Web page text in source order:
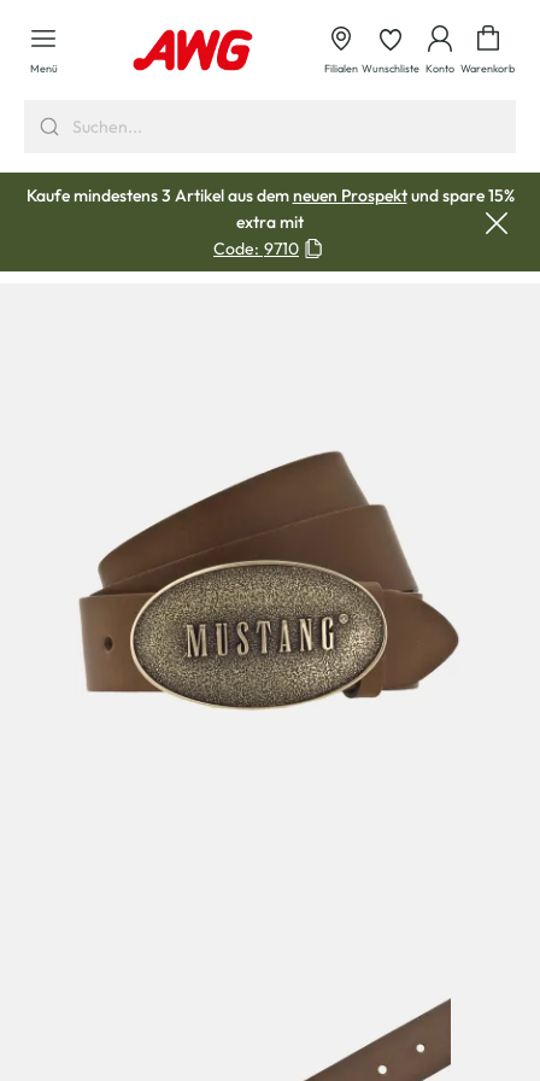
springen
Menü Filialen Wunschliste Konto Warenkorb
Kaufe mindestens 3 Artikel aus demneuen Prospektund spare 15%
extra mit
Code: 9710